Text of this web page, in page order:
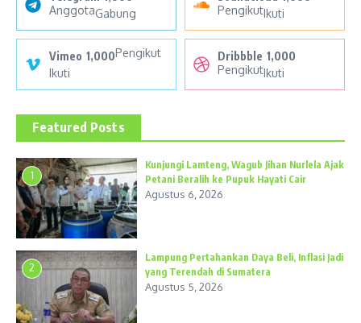
AnggotaGabung
PengikutIkuti
Vimeo 1,000Pengikut
Ikuti
Dribbble 1,000
PengikutIkuti
Featured Posts
1
Kunjungi Lamteng, Wagub Jihan Nurlela Ajak
Petani Beralih ke Pupuk Hayati Cair
Agustus 6, 2026
2
Lampung Pertahankan Daya Beli, Inflasi Jadi
yang Terendah di Sumatera
Agustus 5, 2026